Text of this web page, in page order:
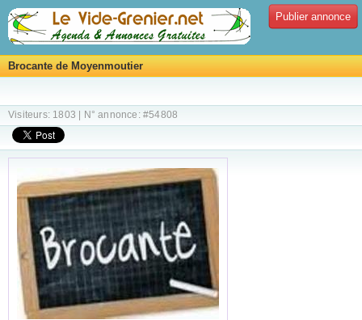
Publier annonce
Brocante de Moyenmoutier
Visiteurs: 1803 | N° annonce: #54808